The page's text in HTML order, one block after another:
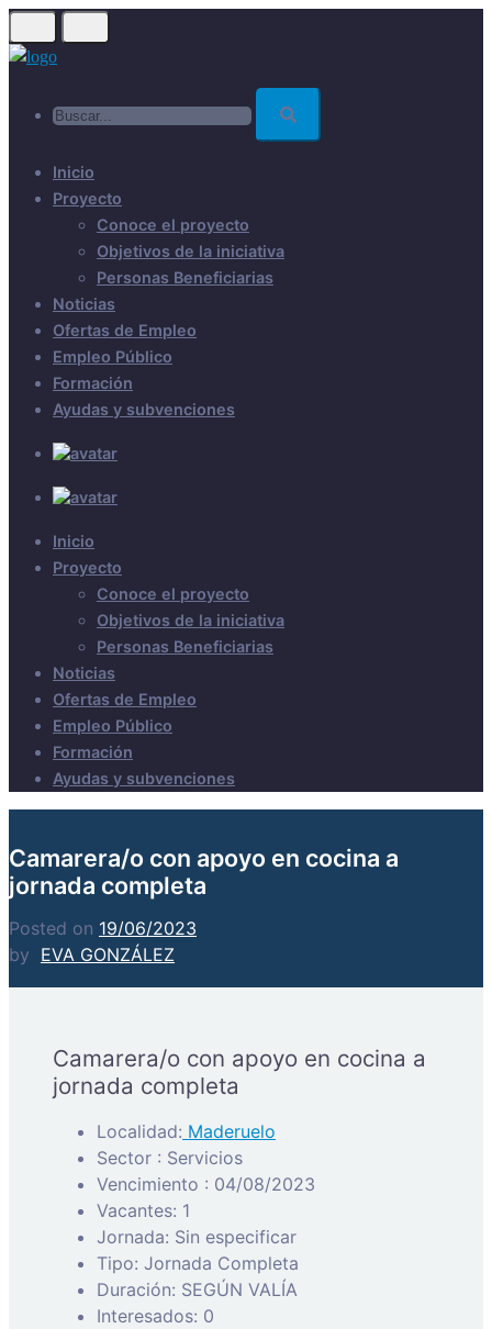
Skip
to
Inicio
Proyecto
Conoce el proyecto
Objetivos de la iniciativa
Personas Beneficiarias
Noticias
Ofertas de Empleo
Empleo Público
Formación
Ayudas y subvenciones
Inicio
Proyecto
Conoce el proyecto
Objetivos de la iniciativa
Personas Beneficiarias
Noticias
Ofertas de Empleo
Empleo Público
Formación
Ayudas y subvenciones
Camarera/o con apoyo en cocina a
jornada completa
Posted on 19/06/2023
by EVA GONZÁLEZ
Camarera/o con apoyo en cocina a
jornada completa
Localidad: Maderuelo
Sector : Servicios
Vencimiento : 04/08/2023
Vacantes: 1
Jornada: Sin especificar
Tipo: Jornada Completa
Duración: SEGÚN VALÍA
Interesados: 0